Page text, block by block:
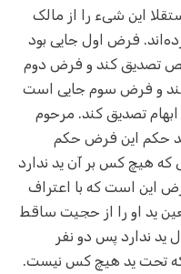
این شیء را از مالک
فرض اول جایی بود
تصدیق کند و فرض دوم
کند و فرض سوم جایی است
ابهام تصدیق کند. مرحوم
حکم این فرض حکم
هیچ کس بر آن ید ندارد
این است که با اعتراف
ید او را از حجیت ساقط
ندارد پس دو نفر
که تحت ید هیچ کس نیست.